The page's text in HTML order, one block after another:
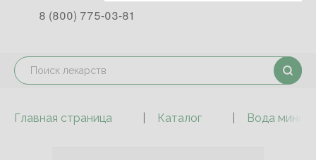
8 (800) 775-03-81
Главная страница Каталог Вода